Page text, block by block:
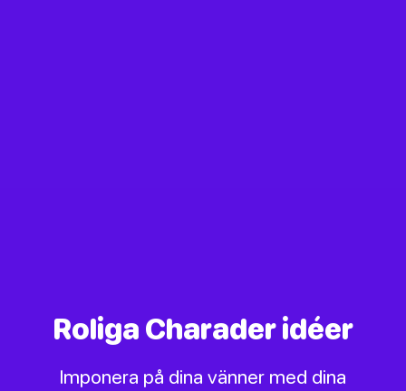
Roliga Charader idéer
Imponera på dina vänner med dina